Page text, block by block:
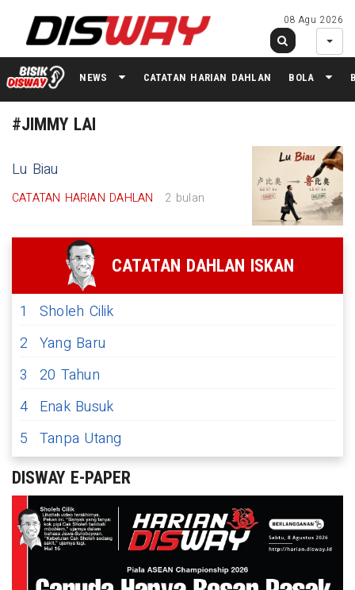
08 Agu 2026
NEWS CATATAN HARIAN DAHLAN BOLA
#JIMMY LAI
Lu Biau
CATATAN HARIAN DAHLAN 2 bulan
CATATAN DAHLAN ISKAN
1
Sholeh Cilik
2 Yang Baru
3
20 Tahun
4 Enak Busuk
5 Tanpa Utang
DISWAY E-PAPER